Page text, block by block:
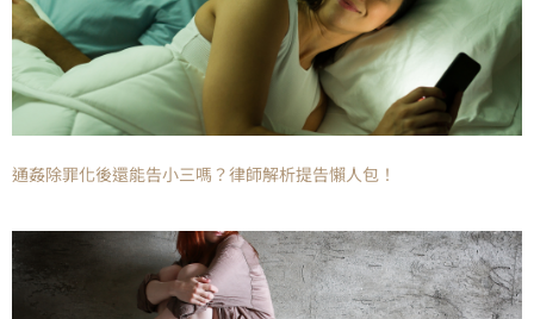
通姦除罪化後還能告小三嗎？律師解析提告懶人包！